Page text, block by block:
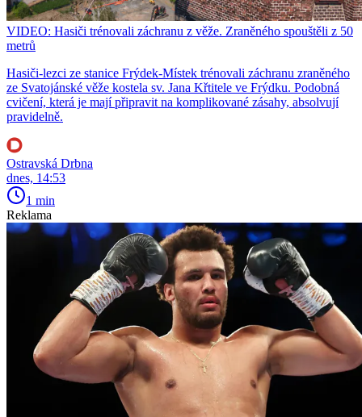
VIDEO: Hasiči trénovali záchranu z věže. Zraněného spouštěli z 50
metrů
Hasiči-lezci ze stanice Frýdek-Místek trénovali záchranu zraněného
ze Svatojánské věže kostela sv. Jana Křtitele ve Frýdku. Podobná
cvičení, která je mají připravit na komplikované zásahy, absolvují
pravidelně.
Ostravská Drbna
dnes, 14:53
1 min
Reklama